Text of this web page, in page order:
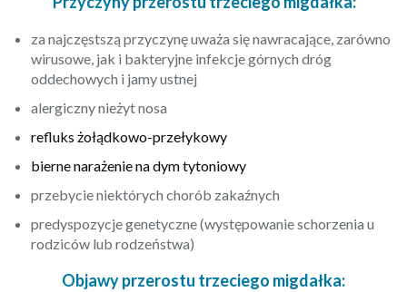
za najczęstszą przyczynę uważa się nawracające, zarówno
wirusowe, jak i bakteryjne infekcje górnych dróg
oddechowych i jamy ustnej
alergiczny nieżyt nosa
refluks żołądkowo-przełykowy
bierne narażenie na dym tytoniowy
przebycie niektórych chorób zakaźnych
predyspozycje genetyczne (występowanie schorzenia u
rodziców lub rodzeństwa)
Objawy przerostu trzeciego migdałka: